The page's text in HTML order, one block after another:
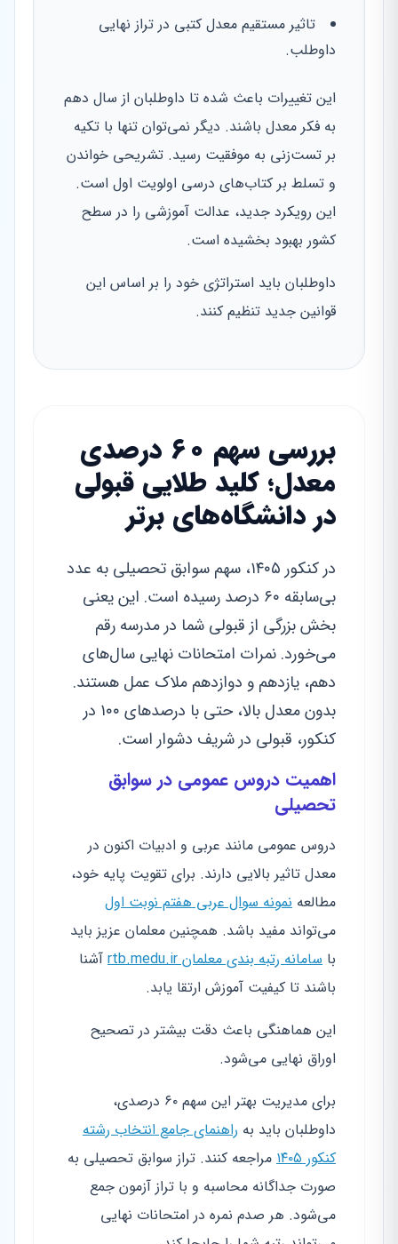
تاثیر مستقیم معدل کتبی در تراز نهایی
داوطلب.
این تغییرات باعث شده تا داوطلبان از سال دهم
به فکر معدل باشند. دیگر نمی‌توان تنها با تکیه
بر تست‌زنی به موفقیت رسید. تشریحی خواندن
و تسلط بر کتاب‌های درسی اولویت اول است.
این رویکرد جدید، عدالت آموزشی را در سطح
کشور بهبود بخشیده است.
داوطلبان باید استراتژی خود را بر اساس این
قوانین جدید تنظیم کنند.
بررسی سهم ۶۰ درصدی
معدل؛ کلید طلایی قبولی
در دانشگاه‌های برتر
در کنکور ۱۴۰۵، سهم سوابق تحصیلی به عدد
بی‌سابقه ۶۰ درصد رسیده است. این یعنی
بخش بزرگی از قبولی شما در مدرسه رقم
می‌خورد. نمرات امتحانات نهایی سال‌های
دهم، یازدهم و دوازدهم ملاک عمل هستند.
بدون معدل بالا، حتی با درصدهای ۱۰۰ در
کنکور، قبولی در شریف دشوار است.
اهمیت دروس عمومی در سوابق
تحصیلی
دروس عمومی مانند عربی و ادبیات اکنون در
معدل تاثیر بالایی دارند. برای تقویت پایه خود،
مطالعه نمونه سوال عربی هفتم نوبت اول
می‌تواند مفید باشد. همچنین معلمان عزیز باید
با سامانه رتبه بندی معلمان rtb.medu.ir
آشنا
باشند تا کیفیت آموزش ارتقا یابد.
این هماهنگی باعث دقت بیشتر در تصحیح
اوراق نهایی می‌شود.
برای مدیریت بهتر این سهم ۶۰ درصدی،
داوطلبان باید به راهنمای جامع انتخاب رشته
کنکور ۱۴۰۵
مراجعه کنند. تراز سوابق تحصیلی به
صورت جداگانه محاسبه و با تراز آزمون جمع
می‌شود. هر صدم نمره در امتحانات نهایی